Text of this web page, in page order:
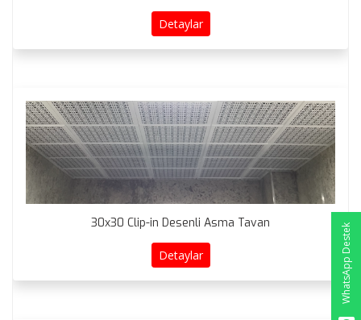
Detaylar
30x30 Clip-in Desenli Asma Tavan
Detaylar WhatsApp Destek